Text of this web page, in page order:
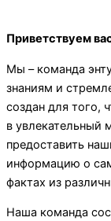
Приветствуем
Мы – команда
знаниям и
создан для того,
в
предоставить
информацию о
фактах из
Наша команда